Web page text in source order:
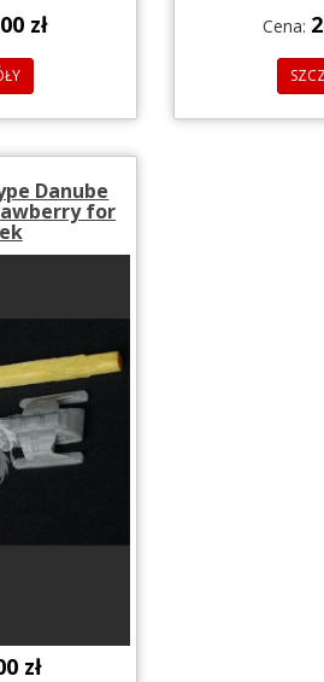
zł Cena:
Danube
for
zł